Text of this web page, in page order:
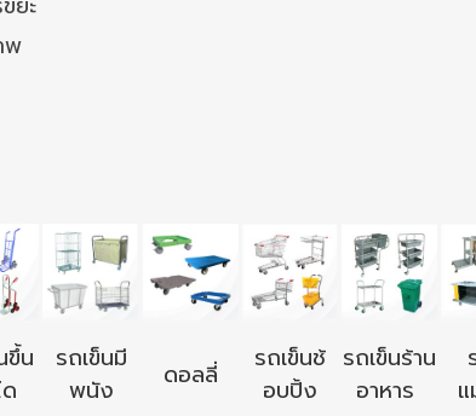
พ
ขึ้น
รถเข็นมี
พนัง
ดอลลี่
รถเข็นช้
อบปิ้ง
รถเข็นร้าน
อาหาร